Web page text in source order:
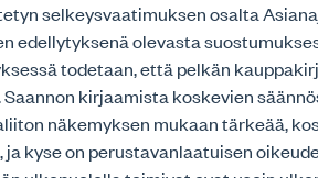
selkeysvaatimuksen osalta
edellytyksenä olevasta
todetaan, että pelkän
kirjaamista koskevien
näkemyksen mukaan tärkeää,
ja kyse on perustavanlaatuisen